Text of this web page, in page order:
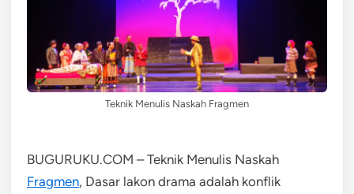
Teknik Menulis Naskah Fragmen
BUGURUKU.COM – Teknik Menulis Naskah
Fragmen, Dasar lakon drama adalah konflik